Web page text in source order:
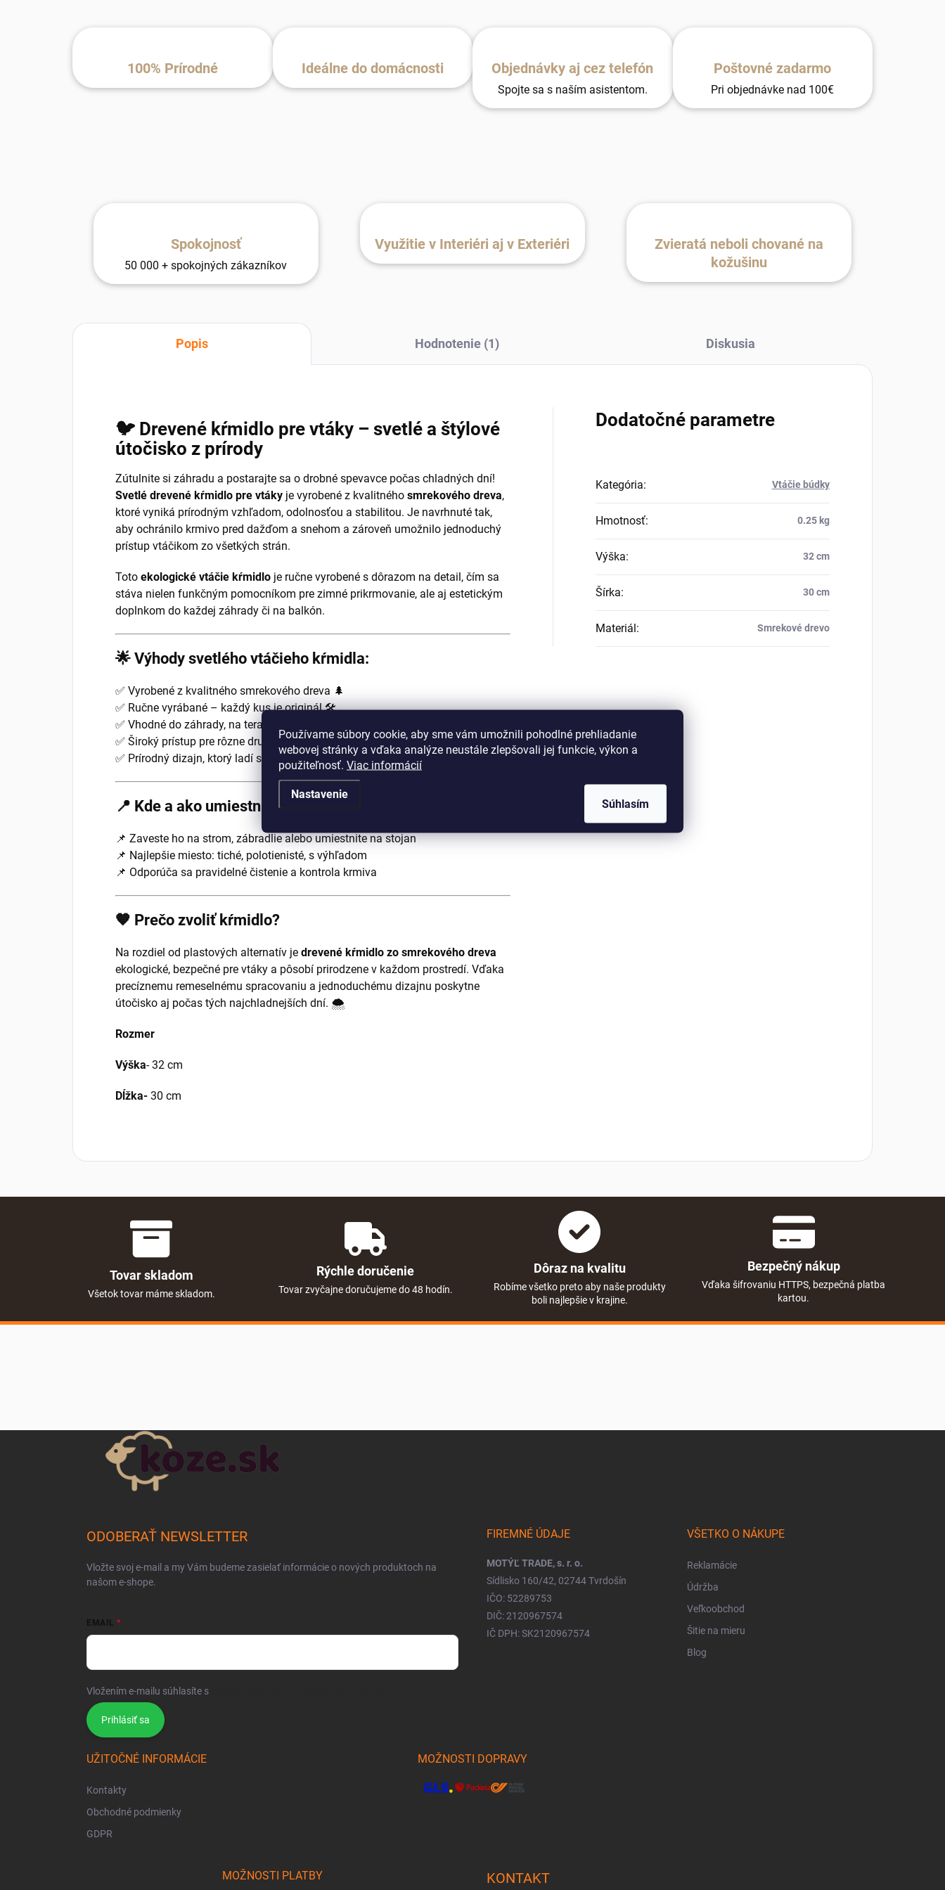
Používame súbory cookie, aby sme vám umožnili pohodlné prehliadanie
webovej stránky a vďaka analýze neustále zlepšovali jej funkcie, výkon a
použiteľnosť. Viac informácií
Nastavenie
Súhlasím
100% Prírodné Ideálne do domácnosti Objednávky aj cez telefón
Spojte sa s naším asistentom.
Poštovné zadarmo
Pri objednávke nad 100€
Spokojnosť
50 000 + spokojných zákazníkov
Využitie v Interiéri aj v Exteriéri
Zvieratá neboli chované na
kožušinu
Popis Hodnotenie (1) Diskusia
🐦 Drevené kŕmidlo pre vtáky – svetlé a štýlové
útočisko z prírody
Zútulnite si záhradu a postarajte sa o drobné spevavce počas chladných dní!
Svetlé drevené kŕmidlo pre vtáky je vyrobené z kvalitného smrekového dreva,
ktoré vyniká prírodným vzhľadom, odolnosťou a stabilitou. Je navrhnuté tak,
aby ochránilo krmivo pred dažďom a snehom a zároveň umožnilo jednoduchý
prístup vtáčikom zo všetkých strán.
Toto ekologické vtáčie kŕmidlo je ručne vyrobené s dôrazom na detail, čím sa
stáva nielen funkčným pomocníkom pre zimné prikrmovanie, ale aj estetickým
doplnkom do každej záhrady či na balkón.
🌟 Výhody svetlého vtáčieho kŕmidla:
✅ Vyrobené z kvalitného smrekového dreva 🌲
✅ Ručne vyrábané – každý kus je originál 🛠️
✅ Vhodné do záhrady, na terasu či balkón 🏡
✅ Široký prístup pre rôzne druhy vtáctva 🐦🕊️
✅ Prírodný dizajn, ktorý ladí s exteriérom
📍 Kde a ako umiestniť kŕmidlo?
📌 Zaveste ho na strom, zábradlie alebo umiestnite na stojan
📌 Najlepšie miesto: tiché, polotienisté, s výhľadom
📌 Odporúča sa pravidelné čistenie a kontrola krmiva
🧡 Prečo zvoliť kŕmidlo?
Na rozdiel od plastových alternatív je drevené kŕmidlo zo smrekového dreva
ekologické, bezpečné pre vtáky a pôsobí prirodzene v každom prostredí. Vďaka
precíznemu remeselnému spracovaniu a jednoduchému dizajnu poskytne
útočisko aj počas tých najchladnejších dní. 🌨️
Rozmer
Výška- 32 cm
Dĺžka- 30 cm
Dodatočné parametre
Kategória: Vtáčie búdky
Hmotnosť: 0.25 kg
Výška: 32 cm
Šírka: 30 cm
Materiál: Smrekové drevo
Tovar skladom
Všetok tovar máme skladom.
Rýchle doručenie
Tovar zvyčajne doručujeme do 48 hodín.
Dôraz na kvalitu
Robíme všetko preto aby naše produkty
boli najlepšie v krajine.
Bezpečný nákup
Vďaka šifrovaniu HTTPS, bezpečná platba
kartou.
ODOBERAŤ NEWSLETTER
Vložte svoj e-mail a my Vám budeme zasielať informácie o nových produktoch na
našom e-shope.
EMAIL
Vložením e-mailu súhlasíte s
Prihlásiť sa
FIREMNÉ ÚDAJE
MOTÝĽ TRADE, s. r. o.
Sídlisko 160/42, 02744 Tvrdošín
IČO: 52289753
DIČ: 2120967574
IČ DPH: SK2120967574
VŠETKO O NÁKUPE
Reklamácie
Údržba
Veľkoobchod
Šitie na mieru
Blog
UŽITOČNÉ INFORMÁCIE
Kontakty
Obchodné podmienky
GDPR
MOŽNOSTI DOPRAVY
MOŽNOSTI PLATBY KONTAKT